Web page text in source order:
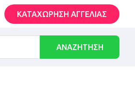
ΚΑΤΑΧΩΡΗΣΗ ΑΓΓΕΛΙΑΣ
ΑΝΑΖΗΤΗΣΗ